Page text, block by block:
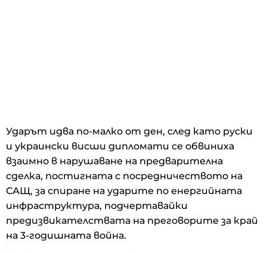
Ударът идва по-малко от ден, след като руски
и украински висши дипломати се обвиниха
взаимно в нарушаване на предварителна
сделка, постигната с посредничеството на
САЩ, за спиране на ударите по енергийната
инфраструктура, подчертавайки
предизвикателствата на преговорите за край
на 3-годишната война.